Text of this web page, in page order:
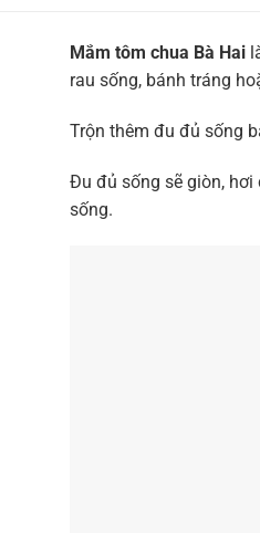
Mắm tôm chua Bà Hai
rau sống, bánh tráng
Trộn thêm đu đủ sống
Đu đủ sống sẽ giòn, hơi
sống.